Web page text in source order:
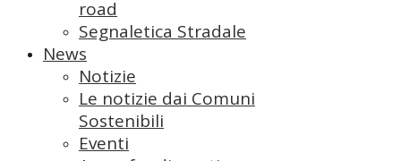
road
Segnaletica Stradale
News
Notizie
Le notizie dai Comuni
Sostenibili
Eventi